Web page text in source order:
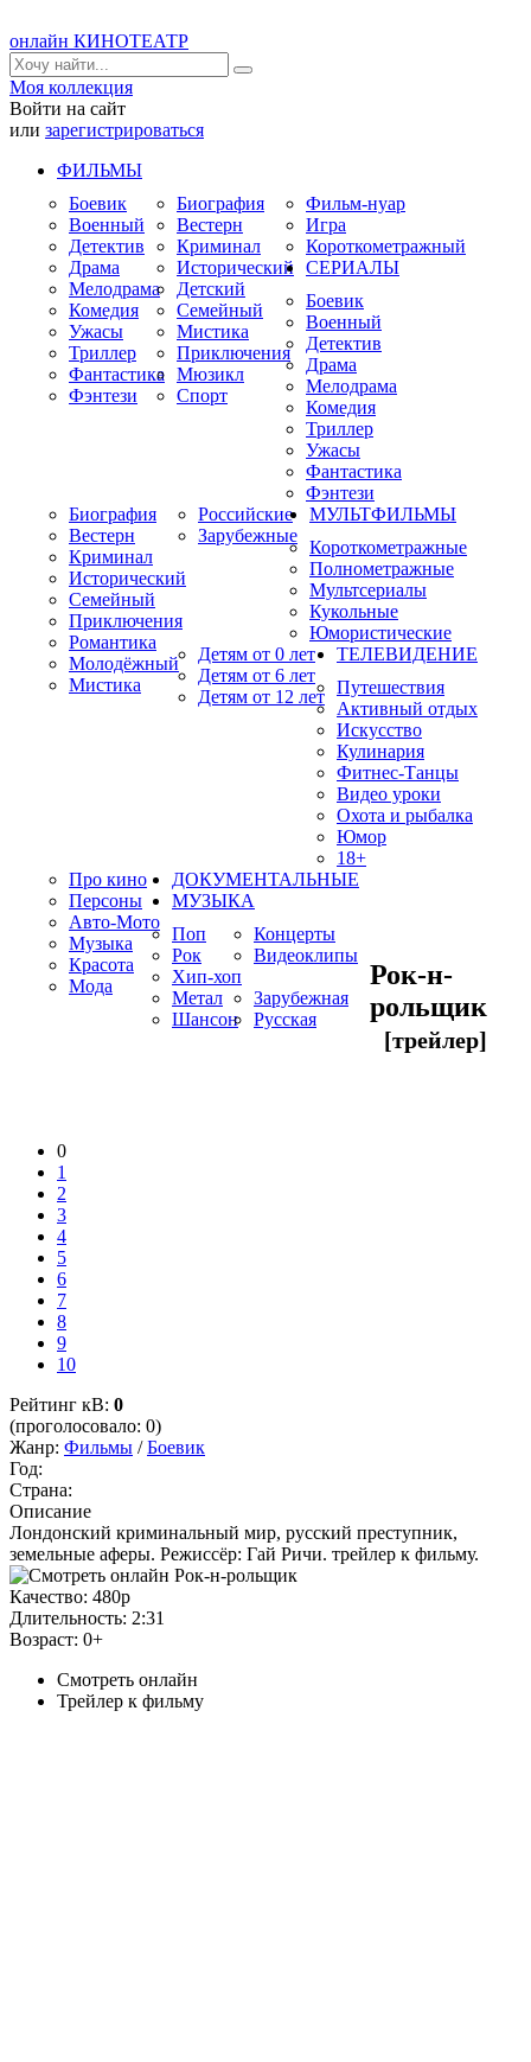
онлайн КИНОТЕАТР
Моя коллекция
Войти на сайт
или зарегистрироваться
ФИЛЬМЫ
Боевик
Военный
Детектив
Драма
Мелодрама
Комедия
Ужасы
Триллер
Фантастика
Фэнтези
Биография
Вестерн
Криминал
Исторический
Детский
Семейный
Мистика
Приключения
Мюзикл
Спорт
Фильм-нуар
Игра
Короткометражный
СЕРИАЛЫ
Боевик
Военный
Детектив
Драма
Мелодрама
Комедия
Триллер
Ужасы
Фантастика
Фэнтези
Биография
Вестерн
Криминал
Исторический
Семейный
Приключения
Романтика
Молодёжный
Мистика
Российские
Зарубежные
МУЛЬТФИЛЬМЫ
Короткометражные
Полнометражные
Мультсериалы
Кукольные
Юмористические
Детям от 0 лет
Детям от 6 лет
Детям от 12 лет
ТЕЛЕВИДЕНИЕ
Путешествия
Активный отдых
Искусство
Кулинария
Фитнес-Танцы
Видео уроки
Охота и рыбалка
Юмор
18+
Про кино
Персоны
Авто-Мото
Музыка
Красота
Мода
ДОКУМЕНТАЛЬНЫЕ
МУЗЫКА
Поп
Рок
Хип-хоп
Метал
Шансон
Концерты
Видеоклипы
Зарубежная
Русская
Рок-н-
рольщик
[трейлер]
0
1
2
3
4
5
6
7
8
9
10
Рейтинг кВ: 0
(проголосовало: 0)
Жанр: Фильмы /Боевик
Год:
Страна:
Описание
Лондонский криминальный мир, русский преступник,
земельные аферы. Режиссёр: Гай Ричи. трейлер к фильму.
Качество: 480p
Длительность: 2:31
Возраст: 0+
Смотреть онлайн
Трейлер к фильму